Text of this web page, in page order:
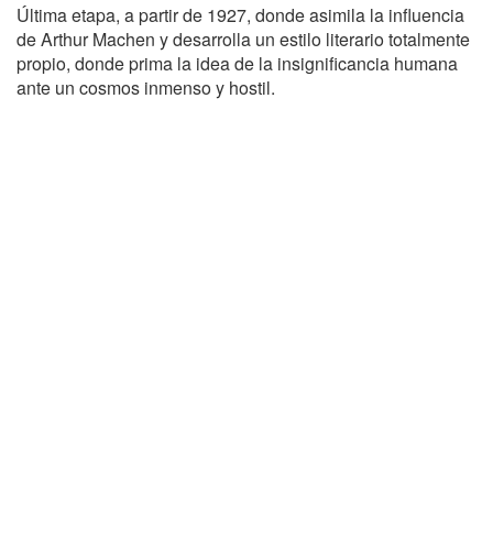
Última etapa, a partir de 1927, donde asimila la influencia
de Arthur Machen y desarrolla un estilo literario totalmente
propio, donde prima la idea de la insignificancia humana
ante un cosmos inmenso y hostil.